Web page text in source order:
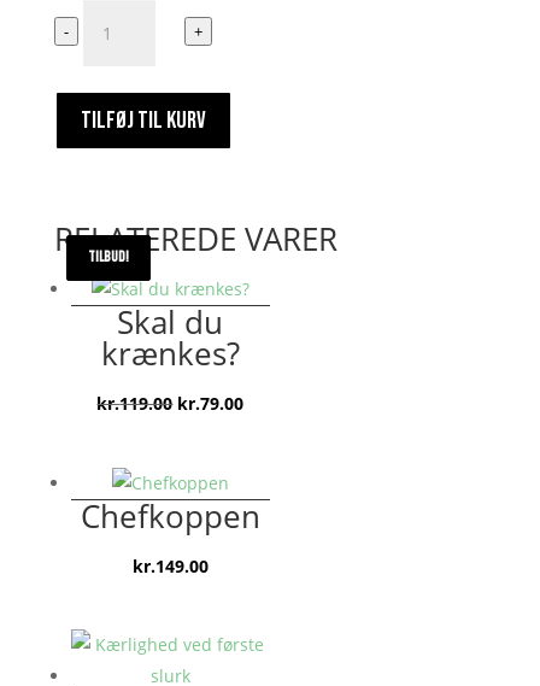
var:
You
&
antal
- +
TILFØJ TIL KURV
RELATEREDE VARER
TILBUD!
Skal du
krænkes?
kr.119.00 Den
var:
kr.119.00.
kr.79.00Den
er:
kr.79.00.
Chefkoppen
kr.149.00
TILBUD!